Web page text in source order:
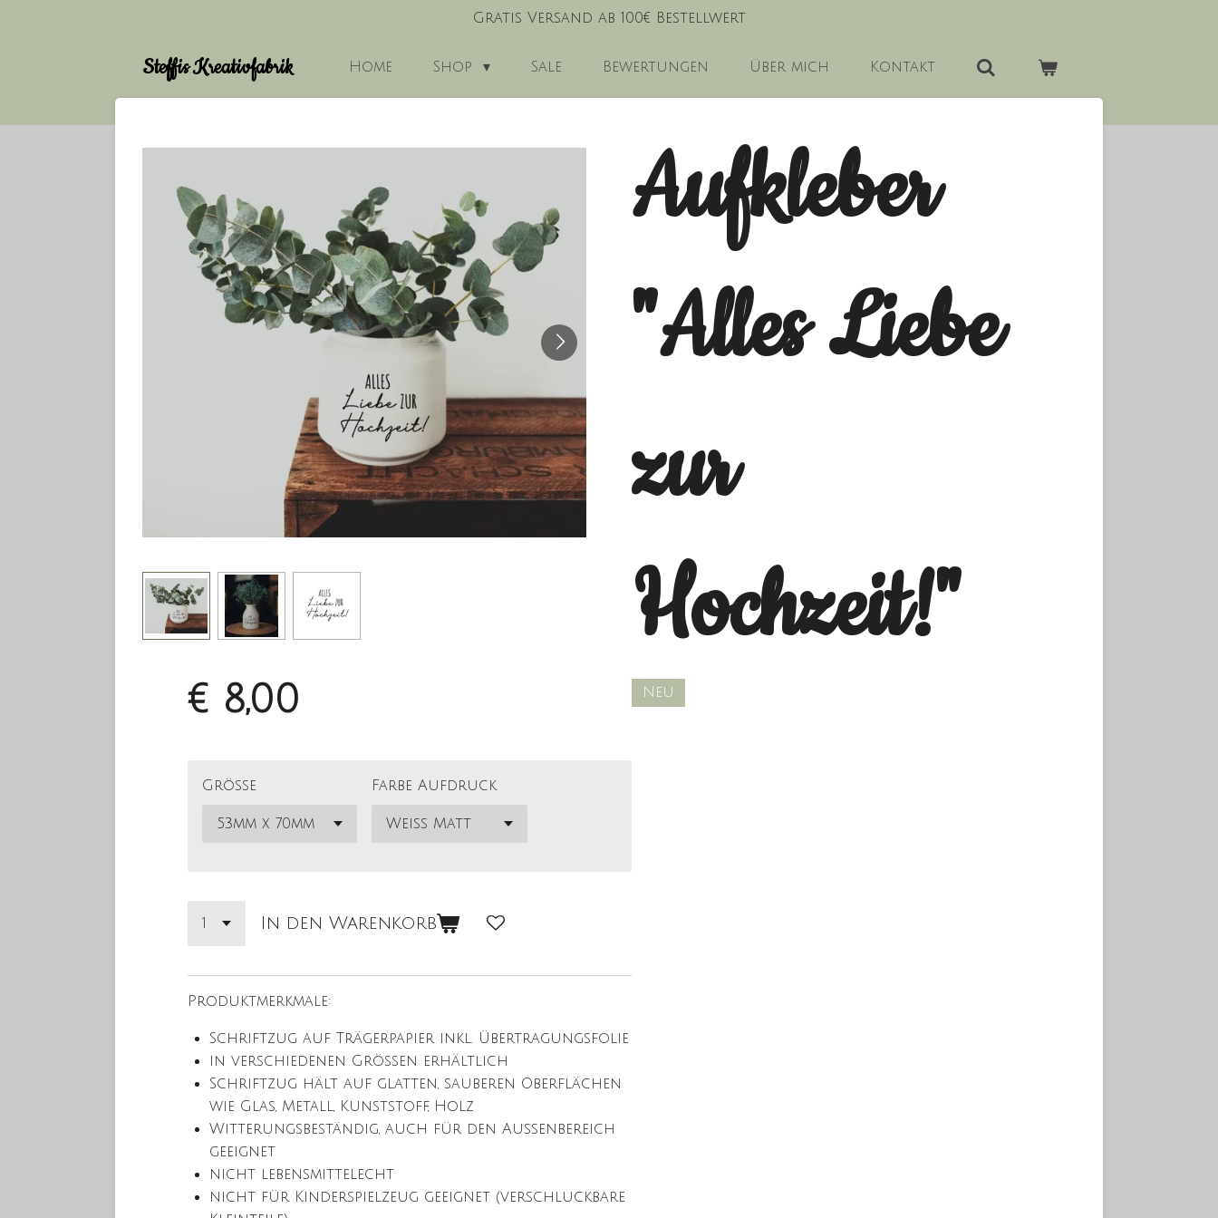
Gratis Versand ab 100€ Bestellwert
Steffis Kreativfabrik Home Shop Sale Bewertungen Über mich Kontakt
Aufkleber
"Alles Liebe
zur
Hochzeit!"
Neu
€ 8,00
Größe Farbe Aufdruck
In den Warenkorb
Produktmerkmale:
Schriftzug auf Trägerpapier inkl. Übertragungsfolie
in verschiedenen Größen erhältlich
Schriftzug hält auf glatten, sauberen Oberflächen
wie Glas, Metall, Kunststoff, Holz
Witterungsbeständig, auch für den Außenbereich
geeignet
nicht lebensmittelecht
nicht für Kinderspielzeug geeignet (verschluckbare